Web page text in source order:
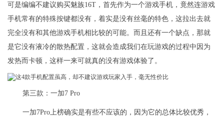
可是编编不建议购买魅族16T，首先作为一个游戏手机，竟然连游戏
手机常有的特殊按键都没有，着实是没有丝毫的特色，这拉出去就
完全没有和其他游戏手机相比较的可能。而且还有一个缺点，那就
是它没有液冷的散热配置，这就会造成我们在玩游戏的过程中因为
发热而卡顿，这样一来可就真的没有游戏体验了。
第三款：一加7 Pro
一加7Pro上榜确实是有些不应该的，因为它的总体比较优秀，